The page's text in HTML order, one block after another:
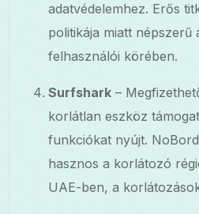
adatvédelemhez. Erős
politikája miatt népszerű
felhasználói körében.
Surfshark –
korlátlan eszköz
funkciókat nyújt.
hasznos a korlátozó
UAE-ben, a